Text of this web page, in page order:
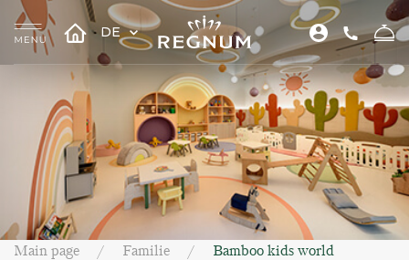
DE
Main page Familie Bamboo kids world